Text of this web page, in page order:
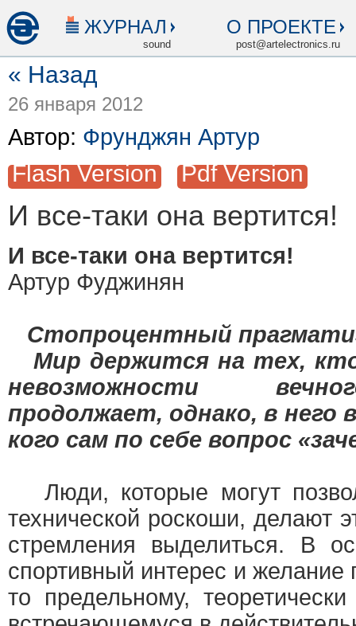
ЖУРНАЛ
sound
О ПРОЕКТЕ
post@artelectronics.ru
« Назад
26 января 2012
Автор: Фрунджян Артур
Flash Version Pdf Version
И все-таки она вертится!
И все-таки она вертится!
Артур Фуджинян
Стопроцентный
Мир держится на тех,
невозможности
продолжает, однако, в него
кого сам по себе вопрос
Люди, которые могут
технической роскоши, делают
стремления выделиться. В
спортивный интерес и желание
то предельному,